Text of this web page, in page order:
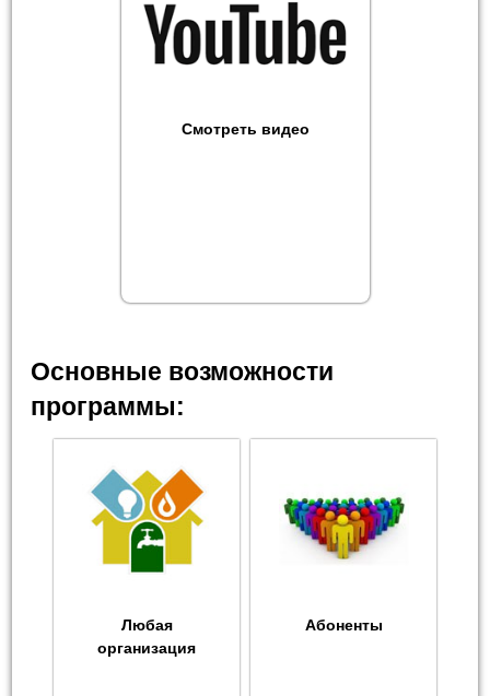
Смотреть видео
Основные возможности
программы:
Любая
организация
Абоненты